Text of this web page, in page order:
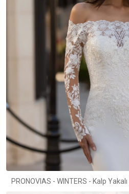
PRONOVIAS - WINTERS - Kalp